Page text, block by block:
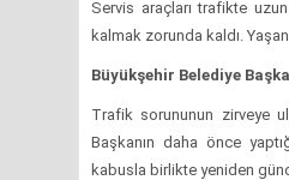
Servis araçları trafikte
kalmak zorunda kaldı.
Büyükşehir Belediye
Trafik sorununun zirveye
Başkanın daha önce
kabusla birlikte yeniden